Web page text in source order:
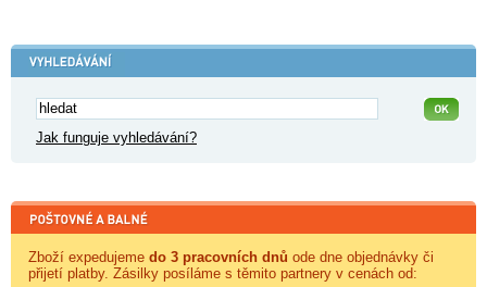
Jak funguje vyhledávání?
Zboží expedujeme do 3 pracovních dnů ode dne objednávky či
přijetí platby. Zásilky posíláme s těmito partnery v cenách od: